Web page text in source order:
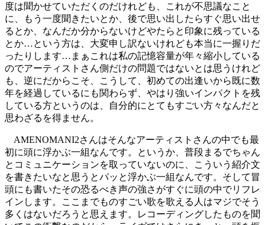
度は聞かせていただくのだけれども、これが不思議なこと
に、もう一度聞きたいとか、後で思い出したらすぐ思い出せ
るとか、なんだか分からないけどやたらと印象に残っている
とか…という方は、大変申し訳ないけれども本当に一握りだ
ったりします…まぁこれは私の記憶容量が年々縮小している
のでアーティストさん側だけの問題ではないとは思うけれど
も、逆にだからこそ、こうして、初めての出逢いから既に数
年を経過しているにも関わらず、やはり強いインパクトを残
している方というのは、自分的にとてもすごい方々なんだと
思わざるを得ません。
AMENOMANI2さんはそんなアーティストさんの中でも最
初に頭に浮かぶ一組なんです。というか、普段まるでちゃん
とコミュニケーションを取っていないのに、こういう紹介文
を書きたいなと思うとパッと浮かぶ一組なんです。そして冒
頭にも書いたその恐るべき声の強さがすぐに頭の中でリフレ
インします。ここまでものすごい歌を歌える人はマジでそう
多くはないだろうと思えます。レコーディングしたものを聞